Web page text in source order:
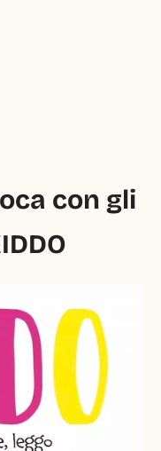
con gli